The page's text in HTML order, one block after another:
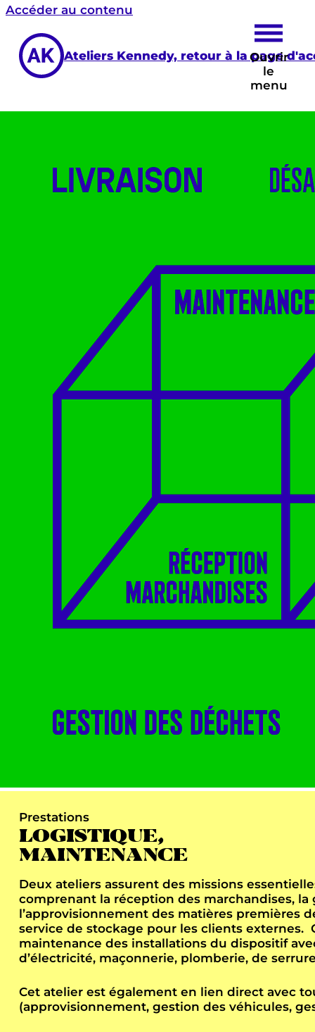
Accéder au contenu
Ateliers Kennedy, retour à la page
Ouvrir
le
menu
Prestations
LOGISTIQUE,
MAINTENANCE
Deux ateliers assurent des missions
comprenant la réception des marchandises,
l’approvisionnement des matières premières
service de stockage pour les clients externes.
maintenance des installations du dispositif
d’électricité, maçonnerie, plomberie, de
Cet atelier est également en lien direct avec
(approvisionnement, gestion des véhicules,